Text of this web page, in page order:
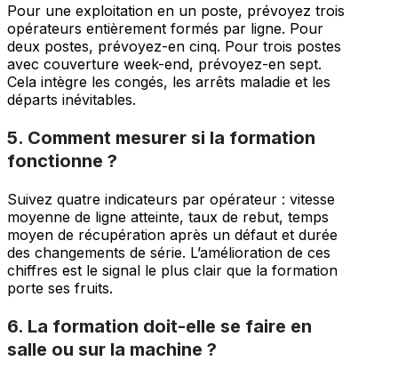
Pour une exploitation en un poste, prévoyez trois
opérateurs entièrement formés par ligne. Pour
deux postes, prévoyez-en cinq. Pour trois postes
avec couverture week-end, prévoyez-en sept.
Cela intègre les congés, les arrêts maladie et les
départs inévitables.
5. Comment mesurer si la formation
fonctionne ?
Suivez quatre indicateurs par opérateur : vitesse
moyenne de ligne atteinte, taux de rebut, temps
moyen de récupération après un défaut et durée
des changements de série. L’amélioration de ces
chiffres est le signal le plus clair que la formation
porte ses fruits.
6. La formation doit-elle se faire en
salle ou sur la machine ?